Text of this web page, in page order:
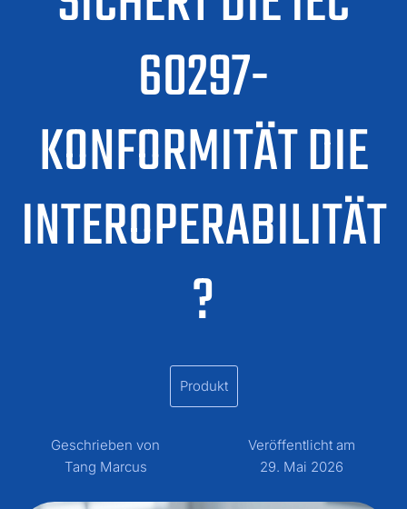
60297-
KONFORMITÄT DIE
INTEROPERABILITÄT
?
Produkt
Geschrieben von
Tang Marcus
Veröffentlicht am
29. Mai 2026